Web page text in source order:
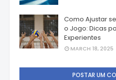
Como Ajustar
o Jogo: Dicas
Experientes
MARCH 18, 2025
POSTAR UM